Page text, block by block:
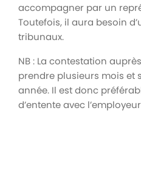
accompagner par un
Toutefois, il aura besoin
tribunaux.
NB : La contestation
prendre plusieurs mois et
année. Il est donc
d’entente avec